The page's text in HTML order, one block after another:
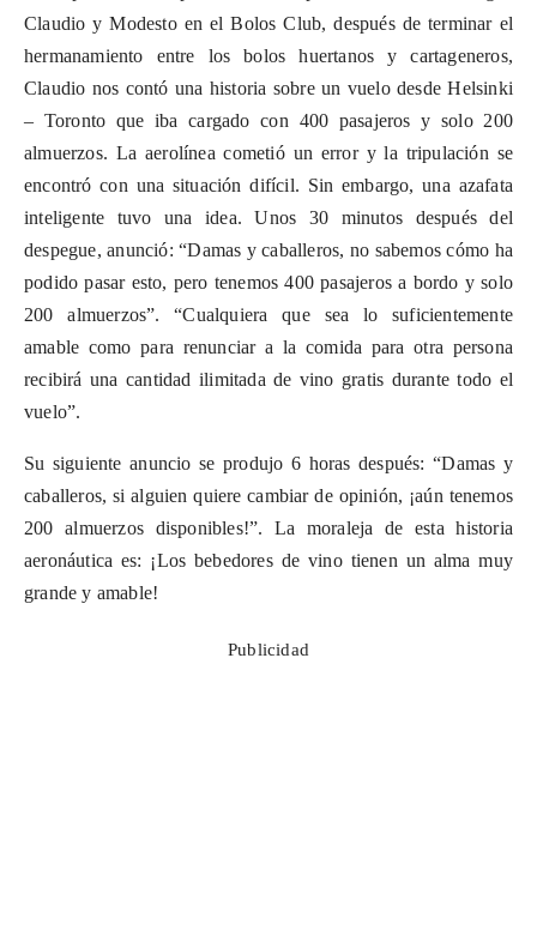
Claudio y Modesto en el Bolos Club, después de terminar el
hermanamiento entre los bolos huertanos y cartageneros,
Claudio nos contó una historia sobre un vuelo desde Helsinki
– Toronto que iba cargado con 400 pasajeros y solo 200
almuerzos. La aerolínea cometió un error y la tripulación se
encontró con una situación difícil. Sin embargo, una azafata
inteligente tuvo una idea. Unos 30 minutos después del
despegue, anunció: “Damas y caballeros, no sabemos cómo ha
podido pasar esto, pero tenemos 400 pasajeros a bordo y solo
200 almuerzos”. “Cualquiera que sea lo suficientemente
amable como para renunciar a la comida para otra persona
recibirá una cantidad ilimitada de vino gratis durante todo el
vuelo”.
Su siguiente anuncio se produjo 6 horas después: “Damas y
caballeros, si alguien quiere cambiar de opinión, ¡aún tenemos
200 almuerzos disponibles!”. La moraleja de esta historia
aeronáutica es: ¡Los bebedores de vino tienen un alma muy
grande y amable!
Publicidad